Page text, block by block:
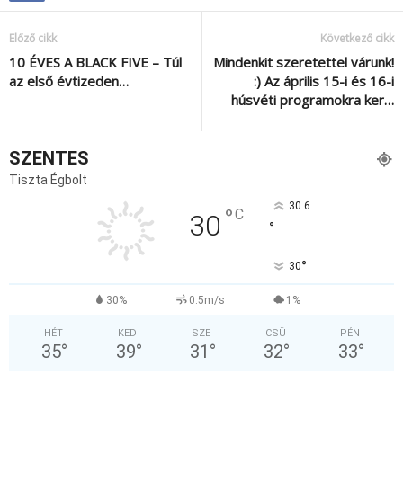
Előző cikk
10 ÉVES A BLACK FIVE – Túl
az első évtizeden…
Következő cikk
Mindenkit szeretettel várunk!
:) Az április 15-i és 16-i
húsvéti programokra ker…
SZENTES
Tiszta Égbolt
30 °C 30.6
°
30°
30% 0.5m/s 1%
HÉT
35°
KED
39°
SZE
31 °
CSÜ
32°
PÉN
33°